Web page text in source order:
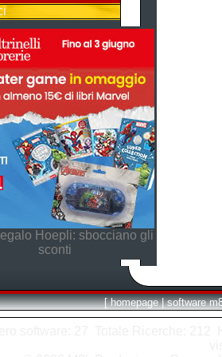
Hoepli: sbocciano gli
sconti
[ homepage | software